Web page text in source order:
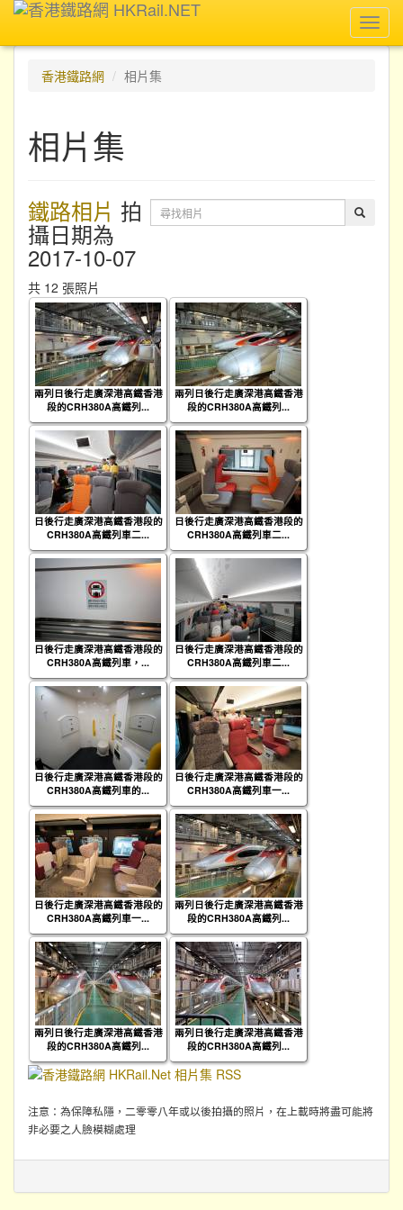
香港鐵路網
相片集
相片集
鐵路相片 拍
攝日期為
2017-10-07
共 12 張照片
兩列日後行走廣深港高鐵香港
段的CRH380A高鐵列...
兩列日後行走廣深港高鐵香港
段的CRH380A高鐵列...
日後行走廣深港高鐵香港段的
CRH380A高鐵列車二...
日後行走廣深港高鐵香港段的
CRH380A高鐵列車二...
日後行走廣深港高鐵香港段的
CRH380A高鐵列車，...
日後行走廣深港高鐵香港段的
CRH380A高鐵列車二...
日後行走廣深港高鐵香港段的
CRH380A高鐵列車的...
日後行走廣深港高鐵香港段的
CRH380A高鐵列車一...
日後行走廣深港高鐵香港段的
CRH380A高鐵列車一...
兩列日後行走廣深港高鐵香港
段的CRH380A高鐵列...
兩列日後行走廣深港高鐵香港
段的CRH380A高鐵列...
兩列日後行走廣深港高鐵香港
段的CRH380A高鐵列...
注意：為保障私隱，二零零八年或以後拍攝的照片，在上載時將盡可能將
非必要之人臉模糊處理